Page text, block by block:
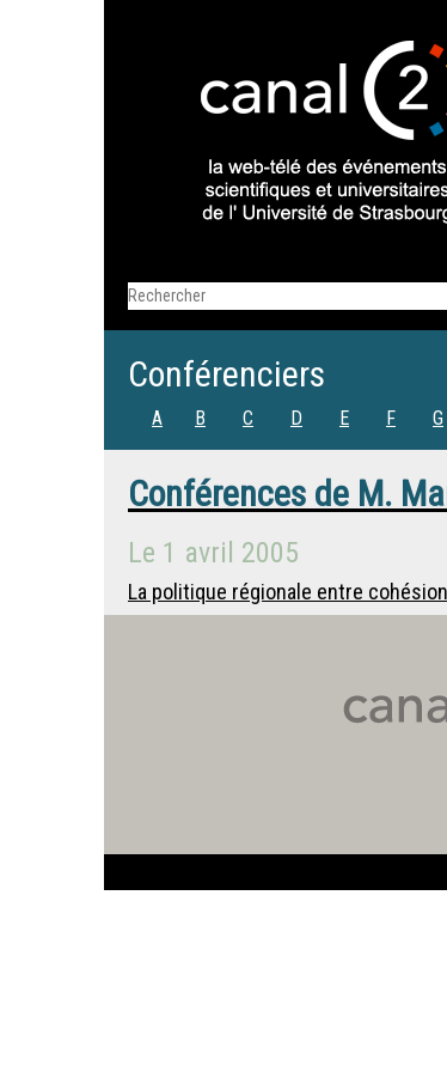
Conférenciers
A B C D E F G
Conférences de M.
Le 1 avril 2005
La politique régionale entre